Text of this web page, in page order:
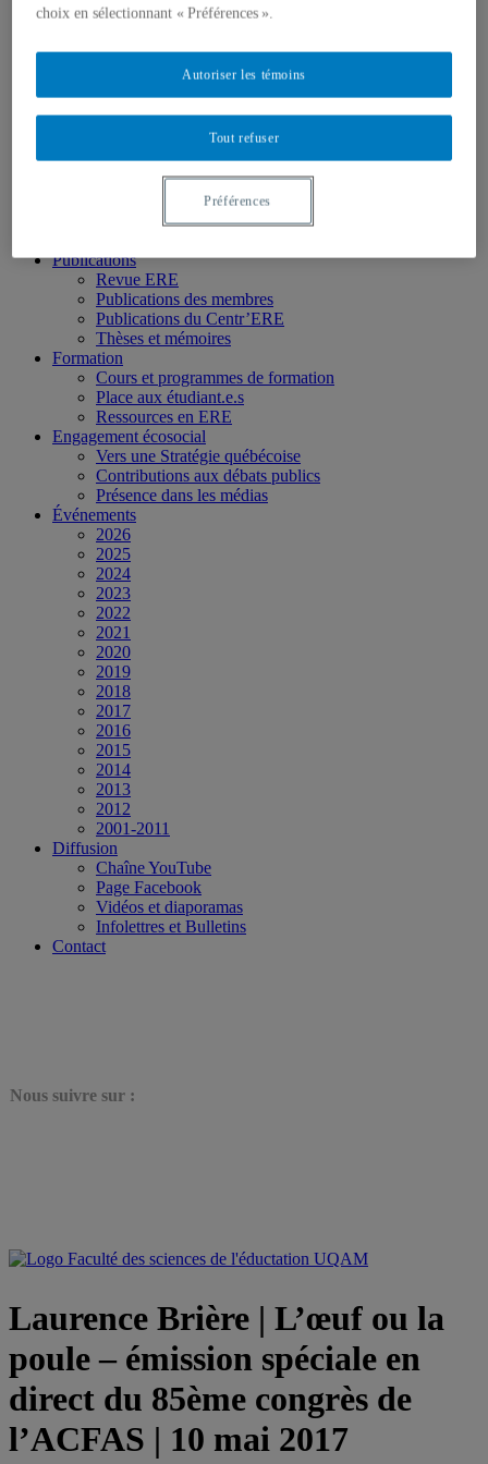
Chercheur.e.s associé.e.s
Chercheur.e.s émérites
Personnel
Activités socio-scientifiques
Axes de recherche
1) Écocitoyenneté et justice
2) Prismes socioculturels
3) Art et créativité
4) Formation initiale et continue
➜ Autochtonisation
Publications
Revue ERE
Publications des membres
Publications du Centr’ERE
Thèses et mémoires
Formation
Cours et programmes de formation
Place aux étudiant.e.s
Ressources en ERE
Engagement écosocial
Vers une Stratégie québécoise
Contributions aux débats publics
Présence dans les médias
Événements
2026
2025
2024
2023
2022
2021
2020
2019
2018
2017
2016
2015
2014
2013
2012
2001-2011
Diffusion
Chaîne YouTube
Page Facebook
Vidéos et diaporamas
Infolettres et Bulletins
Contact
Nous suivre sur :
Laurence Brière | L’œuf ou la
poule – émission spéciale en
direct du 85ème congrès de
l’ACFAS | 10 mai 2017
choix en sélectionnant « Préférences ».
Tout refuser
Autoriser les témoins
Préférences